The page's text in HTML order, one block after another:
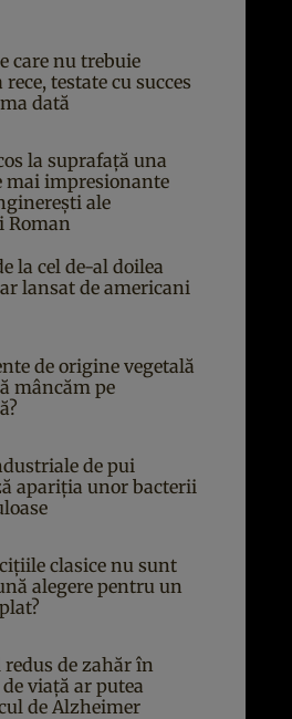
care nu trebuie
testate cu succes
dată
la suprafață una
mai impresionante
ale
Roman
la cel de-al doilea
lansat de americani
de origine vegetală
mâncăm pe
de pui
apariția unor bacterii
clasice nu sunt
alegere pentru un
de zahăr în
viață ar putea
de Alzheimer